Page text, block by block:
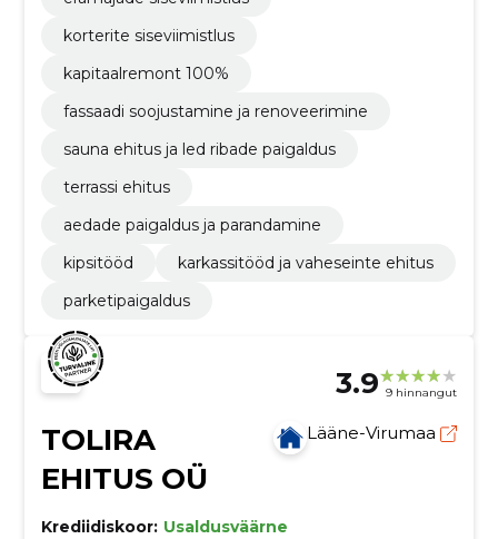
korterite siseviimistlus
kapitaalremont 100%
fassaadi soojustamine ja renoveerimine
sauna ehitus ja led ribade paigaldus
terrassi ehitus
aedade paigaldus ja parandamine
kipsitööd
karkassitööd ja vaheseinte ehitus
parketipaigaldus
3.9 9 hinnangut
TOLIRA
EHITUS OÜ
Lääne-Virumaa
Krediidiskoor: Usaldusväärne